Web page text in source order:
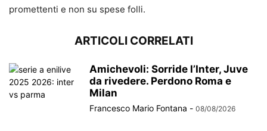
promettenti e non su spese folli.
ARTICOLI CORRELATI
Amichevoli: Sorride l’Inter, Juve
da rivedere. Perdono Roma e
Milan
Francesco Mario Fontana - 08/08/2026